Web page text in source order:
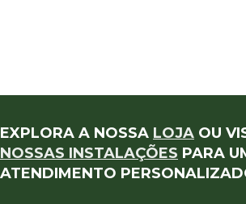
EXPLORA A NOSSA LOJA OU
NOSSAS INSTALAÇÕES PARA
ATENDIMENTO